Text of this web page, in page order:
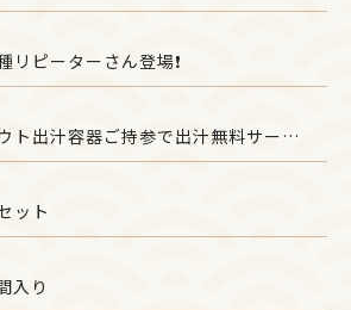
リピーターさん登場❗
明石焼きテイクアウト出汁容器ご持参で出汁無料サービス
ット
入り